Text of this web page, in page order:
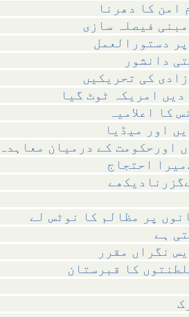
امن کا دھرنا
فیصلہ سازی
دستورالعمل
دانشور
کی تحریکیں
کا اعلامیہ
اور میڈیا
اورحکومت کے درمیان
پر مظالم کا نوٹس لے
ہے
نگراں مقرر